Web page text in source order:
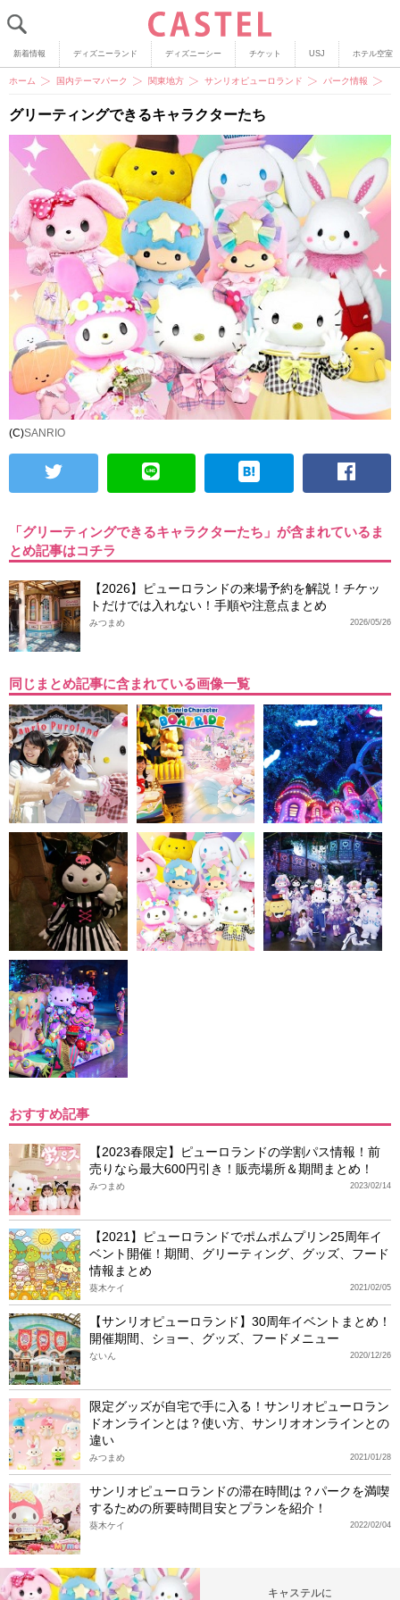
新着情報 ディズニーランド ディズニーシー チケット USJ ホテル空室
ホーム 国内テーマパーク 関東地方 サンリオピューロランド パーク情報
グリーティングできるキャラクターたち
(C)SANRIO
「グリーティングできるキャラクターたち」が含まれているま
とめ記事はコチラ
【2026】ピューロランドの来場予約を解説！チケッ
トだけでは入れない！手順や注意点まとめ
2026/05/26
みつまめ
同じまとめ記事に含まれている画像一覧
おすすめ記事
【2023春限定】ピューロランドの学割パス情報！前
売りなら最大600円引き！販売場所＆期間まとめ！
2023/02/14
みつまめ
【2021】ピューロランドでポムポムプリン25周年イ
ベント開催！期間、グリーティング、グッズ、フード
情報まとめ
2021/02/05
葵木ケイ
【サンリオピューロランド】30周年イベントまとめ！
開催期間、ショー、グッズ、フードメニュー
2020/12/26
ないん
限定グッズが自宅で手に入る！サンリオピューロラン
ドオンラインとは？使い方、サンリオオンラインとの
違い
2021/01/28
みつまめ
サンリオピューロランドの滞在時間は？パークを満喫
するための所要時間目安とプランを紹介！
2022/02/04
葵木ケイ
キャステルに